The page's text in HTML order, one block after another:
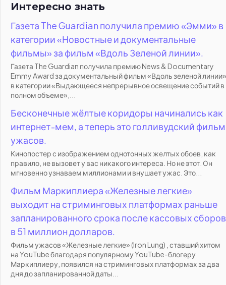
Интересно знать
Газета The Guardian получила премию «Эмми» в
категории «Новостные и документальные
фильмы» за фильм «Вдоль Зеленой линии».
Газета The Guardian получила премию News & Documentary
Emmy Award за документальный фильм «Вдоль зеленой линии»
в категории «Выдающееся непрерывное освещение событий в
полном объеме»,...
Бесконечные жёлтые коридоры начинались как
интернет-мем, а теперь это голливудский фильм
ужасов.
Кинопостер с изображением однотонных желтых обоев, как
правило, не вызовет у вас никакого интереса. Но не этот. Он
мгновенно узнаваем миллионами и внушает ужас. Это...
Фильм Маркиплиера «Железные легкие»
выходит на стриминговых платформах раньше
запланированного срока после кассовых сборов
в 51 миллион долларов.
Фильм ужасов «Железные легкие» (Iron Lung) , ставший хитом
на YouTube благодаря популярному YouTube-блогеру
Маркиплиеру, появился на стриминговых платформах за два
дня до запланированной даты...